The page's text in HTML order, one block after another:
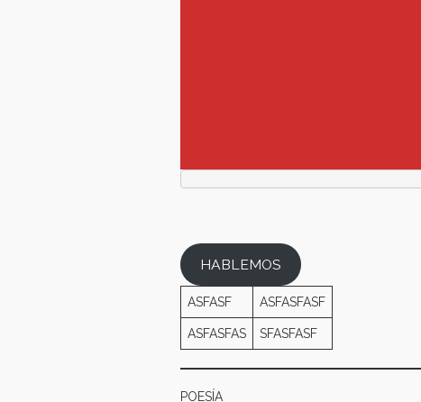
HABLEMOS
ASFASF ASFASFASF
ASFASFAS SFASFASF
POESÍA